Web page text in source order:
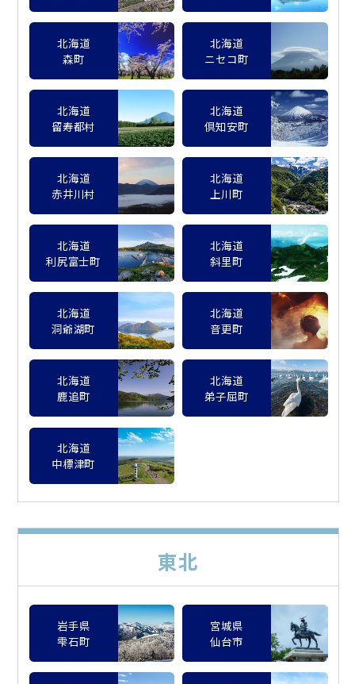
北海道
森町
北海道
ニセコ町
北海道
留寿都村
北海道
倶知安町
北海道
赤井川村
北海道
上川町
北海道
利尻富士町
北海道
斜里町
北海道
洞爺湖町
北海道
音更町
北海道
鹿追町
北海道
弟子屈町
北海道
中標津町
東北
岩手県
雫石町
宮城県
仙台市